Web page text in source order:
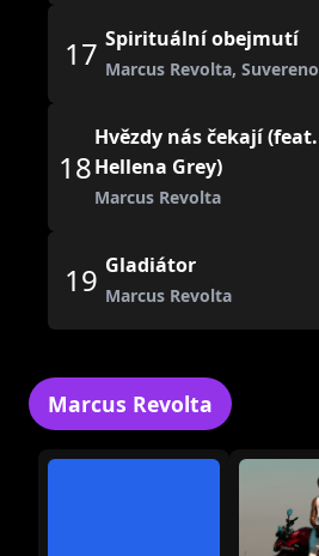
17 Spirituální obejmutí
Marcus Revolta, Suvereno
18
Hvězdy nás čekají (feat.
Hellena Grey)
Marcus Revolta
19 Gladiátor
Marcus Revolta
Marcus Revolta